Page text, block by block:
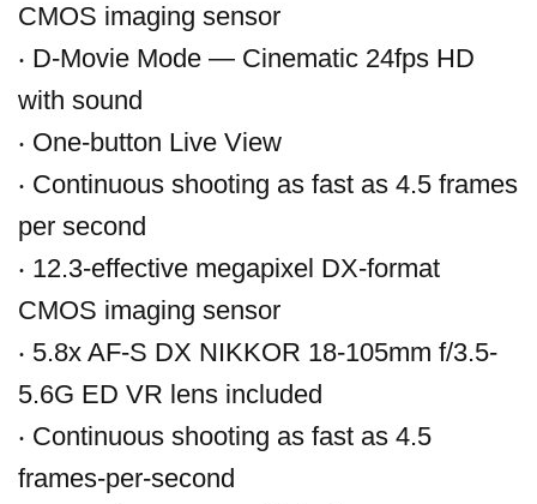
CMOS imaging sensor
‧ D-Movie Mode — Cinematic 24fps HD
with sound
‧ One-button Live View
‧ Continuous shooting as fast as 4.5 frames
per second
‧ 12.3-effective megapixel DX-format
CMOS imaging sensor
‧ 5.8x AF-S DX NIKKOR 18-105mm f/3.5-
5.6G ED VR lens included
‧ Continuous shooting as fast as 4.5
frames-per-second